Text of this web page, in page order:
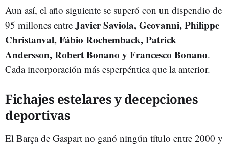
Aun así, el año siguiente se superó con un dispendio de
95 millones entre Javier Saviola, Geovanni, Philippe
Christanval, Fábio Rochemback, Patrick
Andersson, Robert Bonano y Francesco Bonano.
Cada incorporación más esperpéntica que la anterior.
Fichajes estelares y decepciones
deportivas
El Barça de Gaspart no ganó ningún título entre 2000 y